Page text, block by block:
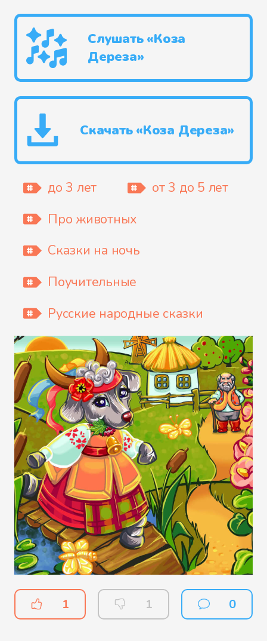
Слушать «Коза
Дереза»
Скачать «Коза Дереза»
до 3 лет
от 3 до 5 лет
Про животных
Сказки на ночь
Поучительные
Русские народные сказки
1 1 0